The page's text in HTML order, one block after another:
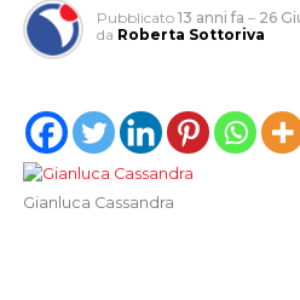
Pubblicato 13 anni fa – 26
da Roberta Sottoriva
Gianluca Cassandra